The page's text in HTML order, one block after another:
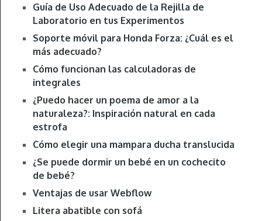
Guía de Uso Adecuado de la Rejilla de
Laboratorio en tus Experimentos
Soporte móvil para Honda Forza: ¿Cuál es el
más adecuado?
Cómo funcionan las calculadoras de
integrales
¿Puedo hacer un poema de amor a la
naturaleza?: Inspiración natural en cada
estrofa
Cómo elegir una mampara ducha translucida
¿Se puede dormir un bebé en un cochecito
de bebé?
Ventajas de usar Webflow
Litera abatible con sofá